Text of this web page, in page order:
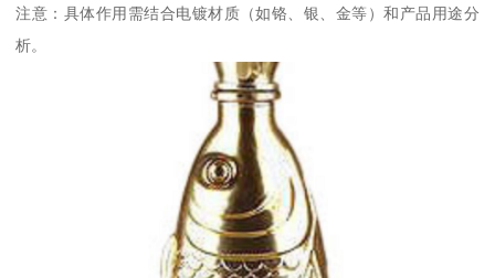
注意：具体作用需结合电镀材质（如铬、银、金等）和产品用途分
析。